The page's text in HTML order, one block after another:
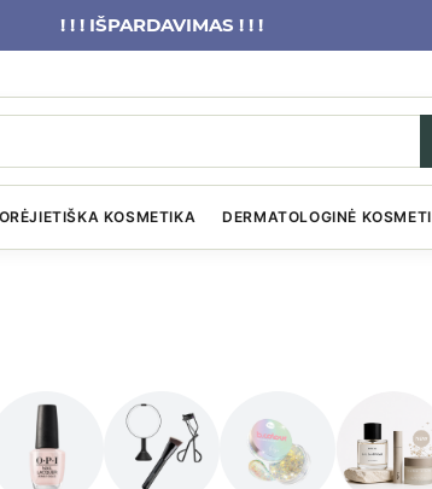
! ! ! IŠPARDAVIMAS ! ! !
KOSMETIKA DERMATOLOGINĖ